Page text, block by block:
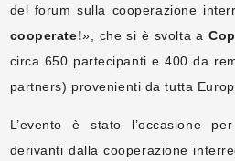
del forum sulla cooperazione
cooperate!», che si è svolta a
circa 650 partecipanti e 400 da
partners) provenienti da tutta
L’evento è stato l’occasione
derivanti dalla cooperazione